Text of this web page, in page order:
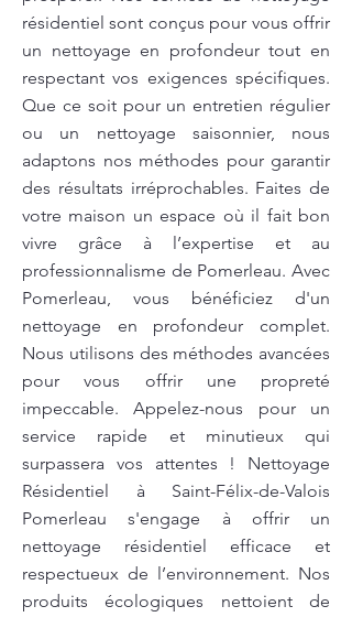
résidentiel sont conçus pour vous offrir
un nettoyage en profondeur tout en
respectant vos exigences spécifiques.
Que ce soit pour un entretien régulier
ou un nettoyage saisonnier, nous
adaptons nos méthodes pour garantir
des résultats irréprochables. Faites de
votre maison un espace où il fait bon
vivre grâce à l’expertise et au
professionnalisme de Pomerleau. Avec
Pomerleau, vous bénéficiez d'un
nettoyage en profondeur complet.
Nous utilisons des méthodes avancées
pour vous offrir une propreté
impeccable. Appelez-nous pour un
service rapide et minutieux qui
surpassera vos attentes ! Nettoyage
Résidentiel à Saint-Félix-de-Valois
Pomerleau s'engage à offrir un
nettoyage résidentiel efficace et
respectueux de l’environnement. Nos
produits écologiques nettoient de